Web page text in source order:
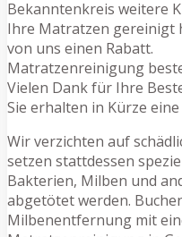
Bekanntenkreis weitere
Ihre Matratzen gereinigt
von uns einen Rabatt.
Matratzenreinigung
Vielen Dank für Ihre
Sie erhalten in Kürze
Wir verzichten auf
setzen stattdessen
Bakterien, Milben und
abgetötet werden.
Milbenentfernung mit